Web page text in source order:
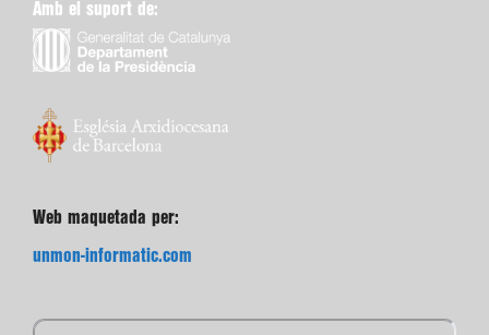
Amb el suport de:
Web maquetada per:
unmon-informatic.com